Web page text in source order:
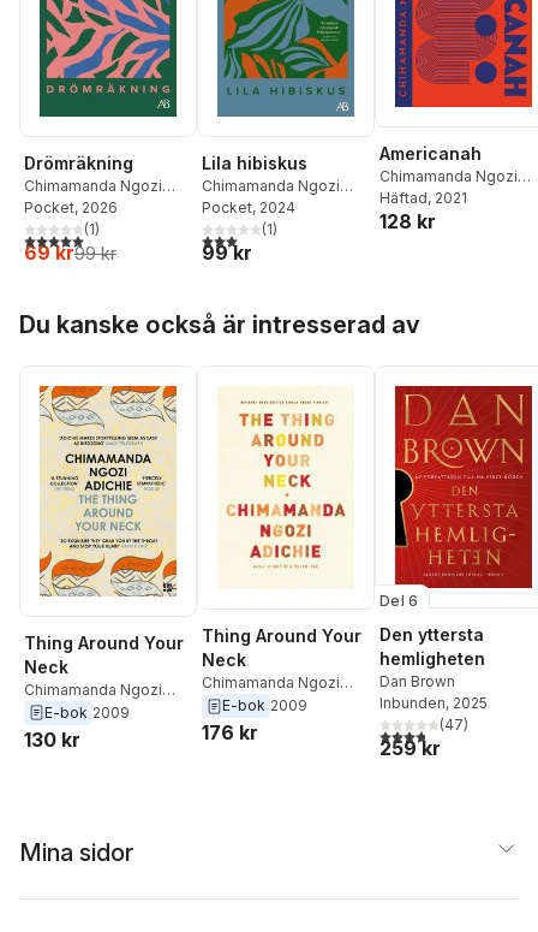
Drömräkning
Chimamanda Ngozi
Adichie
Pocket, 2026
5,0utav 5 stjärnor. Totalt antal röster:
(1)
69 kr99 kr
Lila hibiskus
Chimamanda Ngozi
Adichie
Pocket, 2024
3,0utav 5 stjärnor. Totalt antal röster:
(1)
99 kr
Americanah
Chimamanda Ngozi
Adichie
Häftad, 2021
128 kr
Du kanske också är intresserad av
Thing Around Your
Neck
Chimamanda Ngozi
Adichie
E-bok 2009
130 kr
Thing Around Your
Neck
Chimamanda Ngozi
Adichie
E-bok 2009
176 kr
Del 6
Den yttersta
hemligheten
Dan Brown
Inbunden, 2025
3,8utav 5 stjärnor.
(47)
259 kr
Mina sidor